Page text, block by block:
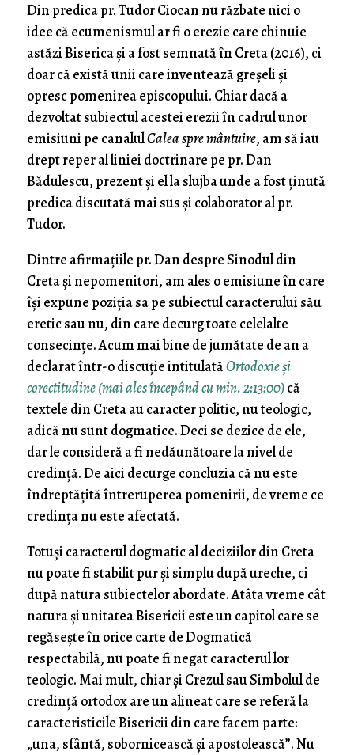
Din predica pr. Tudor Ciocan nu răzbate nici o
idee că ecumenismul ar fi o erezie care chinuie
astăzi Biserica și a fost semnată în Creta (2016), ci
doar că există unii care inventează greșeli și
opresc pomenirea episcopului. Chiar dacă a
dezvoltat subiectul acestei erezii în cadrul unor
emisiuni pe canalulCalea spre mântuire, am să iau
drept reper al liniei doctrinare pe pr. Dan
Bădulescu, prezent și el la slujba unde a fost ținută
predica discutată mai sus și colaborator al pr.
Tudor.
Dintre afirmațiile pr. Dan despre Sinodul din
Creta și nepomenitori, am ales o emisiune în care
își expune poziția sa pe subiectul caracterului său
eretic sau nu, din care decurg toate celelalte
consecințe. Acum mai bine de jumătate de an a
declarat într-o discuție intitulatăOrtodoxie și
corectitudine (mai ales începând cu min. 2:13:00)că
textele din Creta au caracter politic, nu teologic,
adică nu sunt dogmatice. Deci se dezice de ele,
dar le consideră a fi nedăunătoare la nivel de
credință. De aici decurge concluzia că nu este
îndreptățită întreruperea pomenirii, de vreme ce
credința nu este afectată.
Totuși caracterul dogmatic al deciziilor din Creta
nu poate fi stabilit pur și simplu după ureche, ci
după natura subiectelor abordate. Atâta vreme cât
natura și unitatea Bisericii este un capitol care se
regăsește în orice carte de Dogmatică
respectabilă, nu poate fi negat caracterul lor
teologic. Mai mult, chiar și Crezul sau Simbolul de
credință ortodox are un alineat care se referă la
caracteristicile Bisericii din care facem parte:
„una, sfântă, sobornicească și apostolească”. Nu